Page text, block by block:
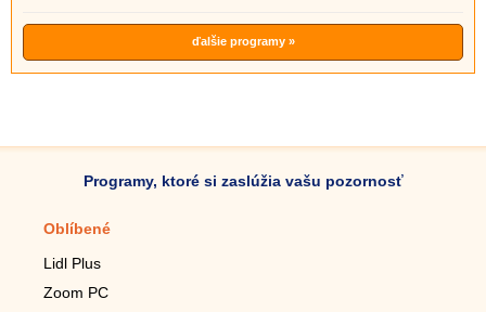
ďalšie programy »
Programy, ktoré si zaslúžia vašu pozornosť
Oblíbené
Lidl Plus
Zoom PC